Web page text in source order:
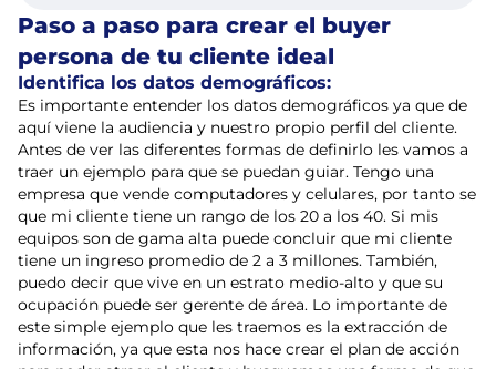
Paso a paso para crear el buyer
persona de tu cliente ideal
Identifica los datos demográficos:
Es importante entender los datos demográficos ya que de
aquí viene la audiencia y nuestro propio perfil del cliente.
Antes de ver las diferentes formas de definirlo les vamos a
traer un ejemplo para que se puedan guiar. Tengo una
empresa que vende computadores y celulares, por tanto se
que mi cliente tiene un rango de los 20 a los 40. Si mis
equipos son de gama alta puede concluir que mi cliente
tiene un ingreso promedio de 2 a 3 millones. También,
puedo decir que vive en un estrato medio-alto y que su
ocupación puede ser gerente de área. Lo importante de
este simple ejemplo que les traemos es la extracción de
información, ya que esta nos hace crear el plan de acción